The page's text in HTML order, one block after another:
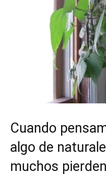
Cuando
algo de
muchos